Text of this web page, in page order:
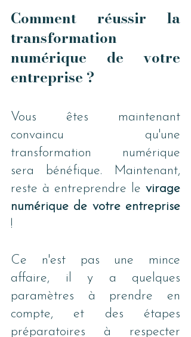
Comment réussir la
transformation
numérique de votre
entreprise ?
Vous êtes maintenant
convaincu qu'une
transformation numérique
sera bénéfique. Maintenant,
reste à entreprendre le virage
numérique de votre entreprise
!
Ce n'est pas une mince
affaire, il y a quelques
paramètres à prendre en
compte, et des étapes
préparatoires à respecter